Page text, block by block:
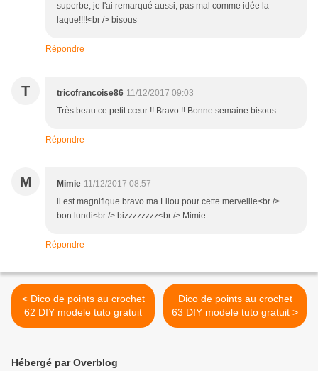
superbe, je l'ai remarqué aussi, pas mal comme idée la
laque!!!!<br /> bisous
Répondre
T tricofrancoise86 11/12/2017 09:03
Très beau ce petit cœur !! Bravo !! Bonne semaine bisous
Répondre
M Mimie 11/12/2017 08:57
il est magnifique bravo ma Lilou pour cette merveille<br />
bon lundi<br /> bizzzzzzzz<br /> Mimie
Répondre
< Dico de points au crochet
62 DIY modele tuto gratuit
Dico de points au crochet
63 DIY modele tuto gratuit >
Hébergé par Overblog